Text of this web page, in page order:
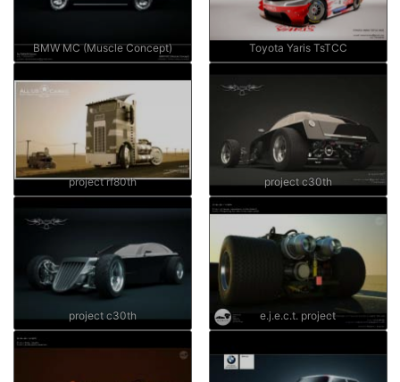
BMW MC (Muscle Concept) Toyota Yaris TsTCC
project rf80th project c30th
project c30th e.j.e.c.t. project